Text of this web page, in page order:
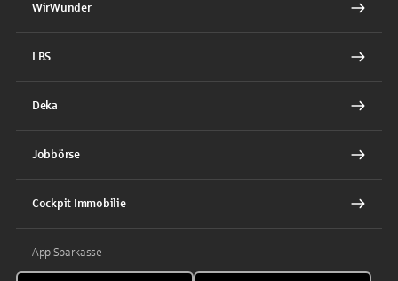
WirWunder
LBS
Deka
Jobbörse
Cockpit Immobilie
App Sparkasse